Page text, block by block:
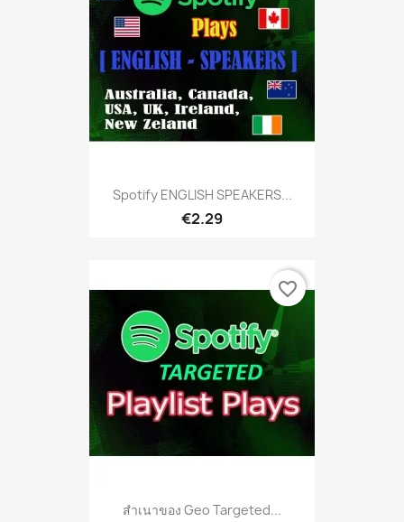
Spotify ENGLISH SPEAKERS...
€2.29
สำเนาของ Geo Targeted...
favorite_border